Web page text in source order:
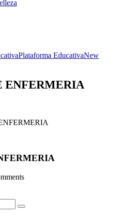
Plataforma EducativaNew
ENFERMERIA